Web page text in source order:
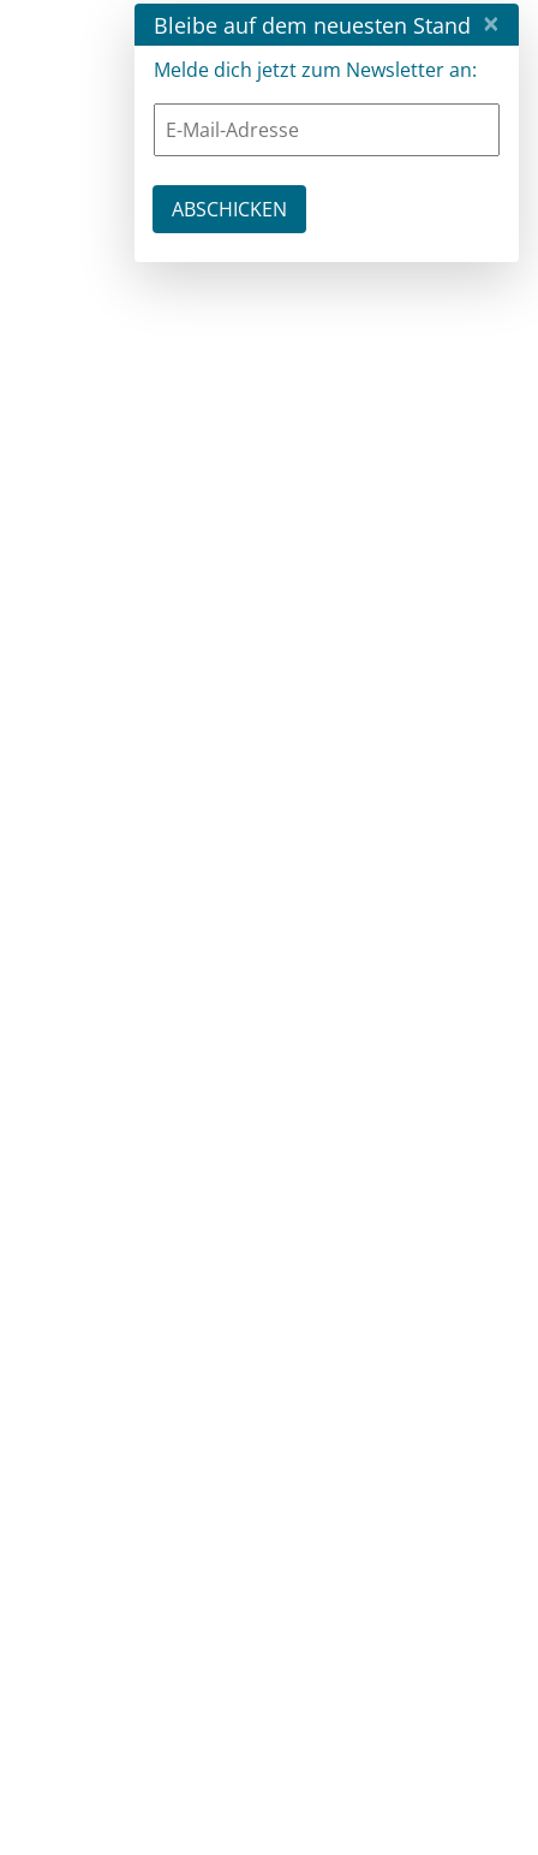
Bleibe auf dem neuesten Stand ×
Melde dich jetzt zum Newsletter an: